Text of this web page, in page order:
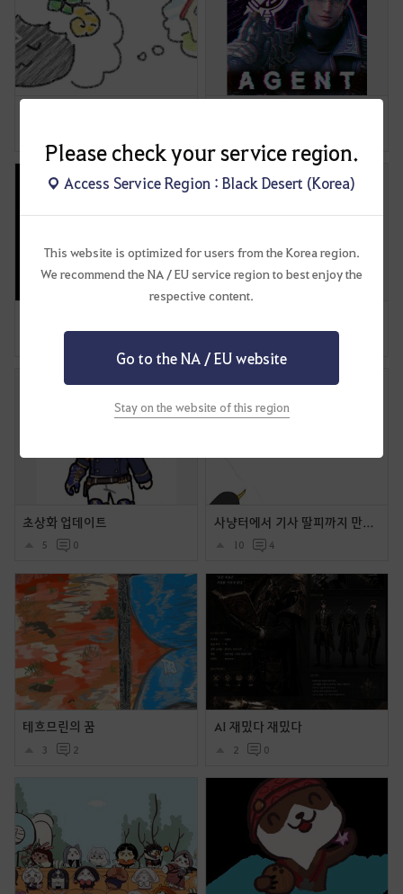
Please check your service region.
Access Service Region : Black Desert (Korea)
This website is optimized for users from the Korea region.
We recommend the NA / EU service region to best enjoy the
respective content.
Go to the NA / EU website
Stay on the website of this region
초상화 업데이트
5 0
사냥터에서 기사 딸피까지 만들었는데 길드원이 와서 말버프 주다가 어그로 넘어가서 몬스토 피통이 초기화 된 만화
10 4
테흐므린의 꿈
3 2
AI 재밌다 재밌다
2 0